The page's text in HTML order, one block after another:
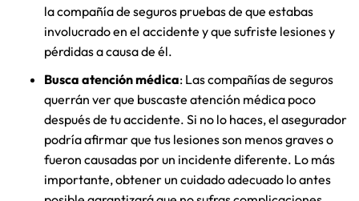
la compañía de seguros pruebas de que estabas
involucrado en el accidente y que sufriste lesiones y
pérdidas a causa de él.
Busca atención médica: Las compañías de seguros
querrán ver que buscaste atención médica poco
después de tu accidente. Si no lo haces, el asegurador
podría afirmar que tus lesiones son menos graves o
fueron causadas por un incidente diferente. Lo más
importante, obtener un cuidado adecuado lo antes